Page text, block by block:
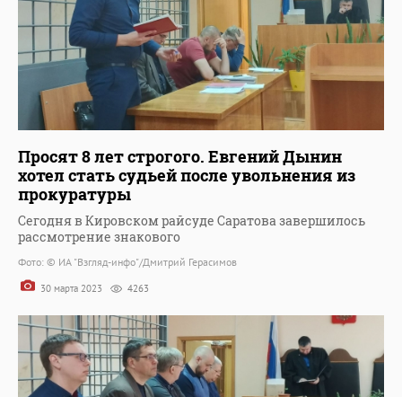
Просят 8 лет строгого. Евгений Дынин
хотел стать судьей после увольнения из
прокуратуры
Сегодня в Кировском райсуде Саратова завершилось
рассмотрение знакового
Фото: © ИА "Взгляд-инфо"/Дмитрий Герасимов
30 марта 2023 4263